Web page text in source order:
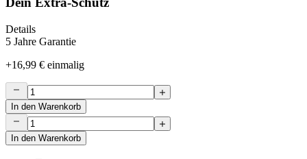
Details
5 Jahre Garantie
+16,99 € einmalig
In den Warenkorb
In den Warenkorb